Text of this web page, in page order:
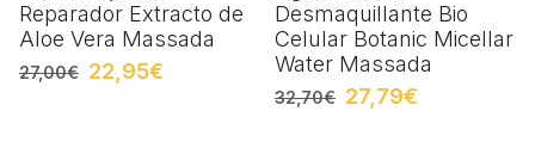
Reparador Extracto de
Aloe Vera Massada
27,00€ 22,95€
Desmaquillante Bio
Celular Botanic Micellar
Water Massada
32,70€ 27,79€